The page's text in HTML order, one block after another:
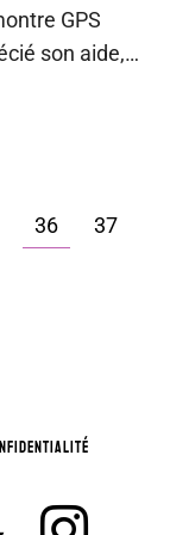
GPS
son aide,…
36
37